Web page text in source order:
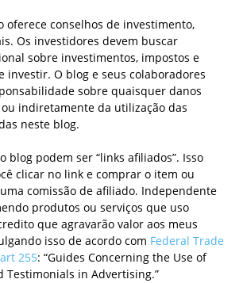
oferece conselhos de investimento,
Os investidores devem buscar
sobre investimentos, impostos e
investir. O blog e seus colaboradores
sobre quaisquer danos
indiretamente da utilização das
neste blog.
blog podem ser “links afiliados”. Isso
clicar no link e comprar o item ou
comissão de afiliado. Independente
produtos ou serviços que uso
que agravarão valor aos meus
isso de acordo com Federal Trade
255: “Guides Concerning the Use of
Testimonials in Advertising.”